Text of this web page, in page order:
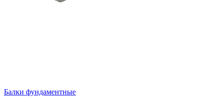
Балки фундаментные